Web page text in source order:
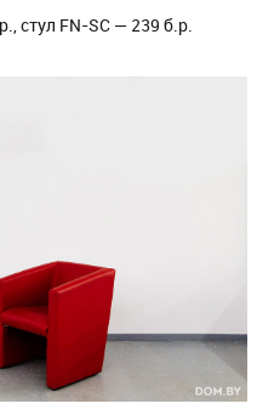
стул FN-SC — 239 б.р.